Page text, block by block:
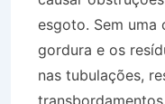
esgoto. Sem uma
gordura e os
nas tubulações,